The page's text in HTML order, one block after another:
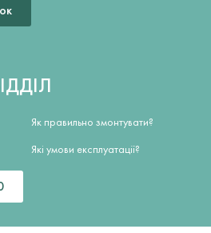
Як правильно змонтувати?
Які умови експлуатації?